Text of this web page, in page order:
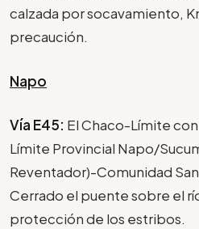
calzada por socavamiento,
precaución.
Napo
Vía E45: El Chaco-Límite
Límite Provincial Napo/
Reventador)-Comunidad
Cerrado el puente sobre el
protección de los estribos.